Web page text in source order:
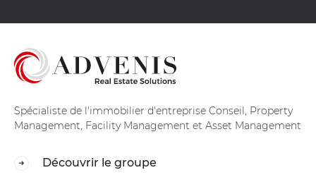
Spécialiste de l'immobilier d'entreprise Conseil, Property
Management, Facility Management et Asset Management
Découvrir le groupe